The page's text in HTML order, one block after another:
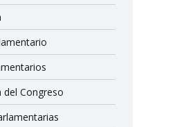
del Congreso